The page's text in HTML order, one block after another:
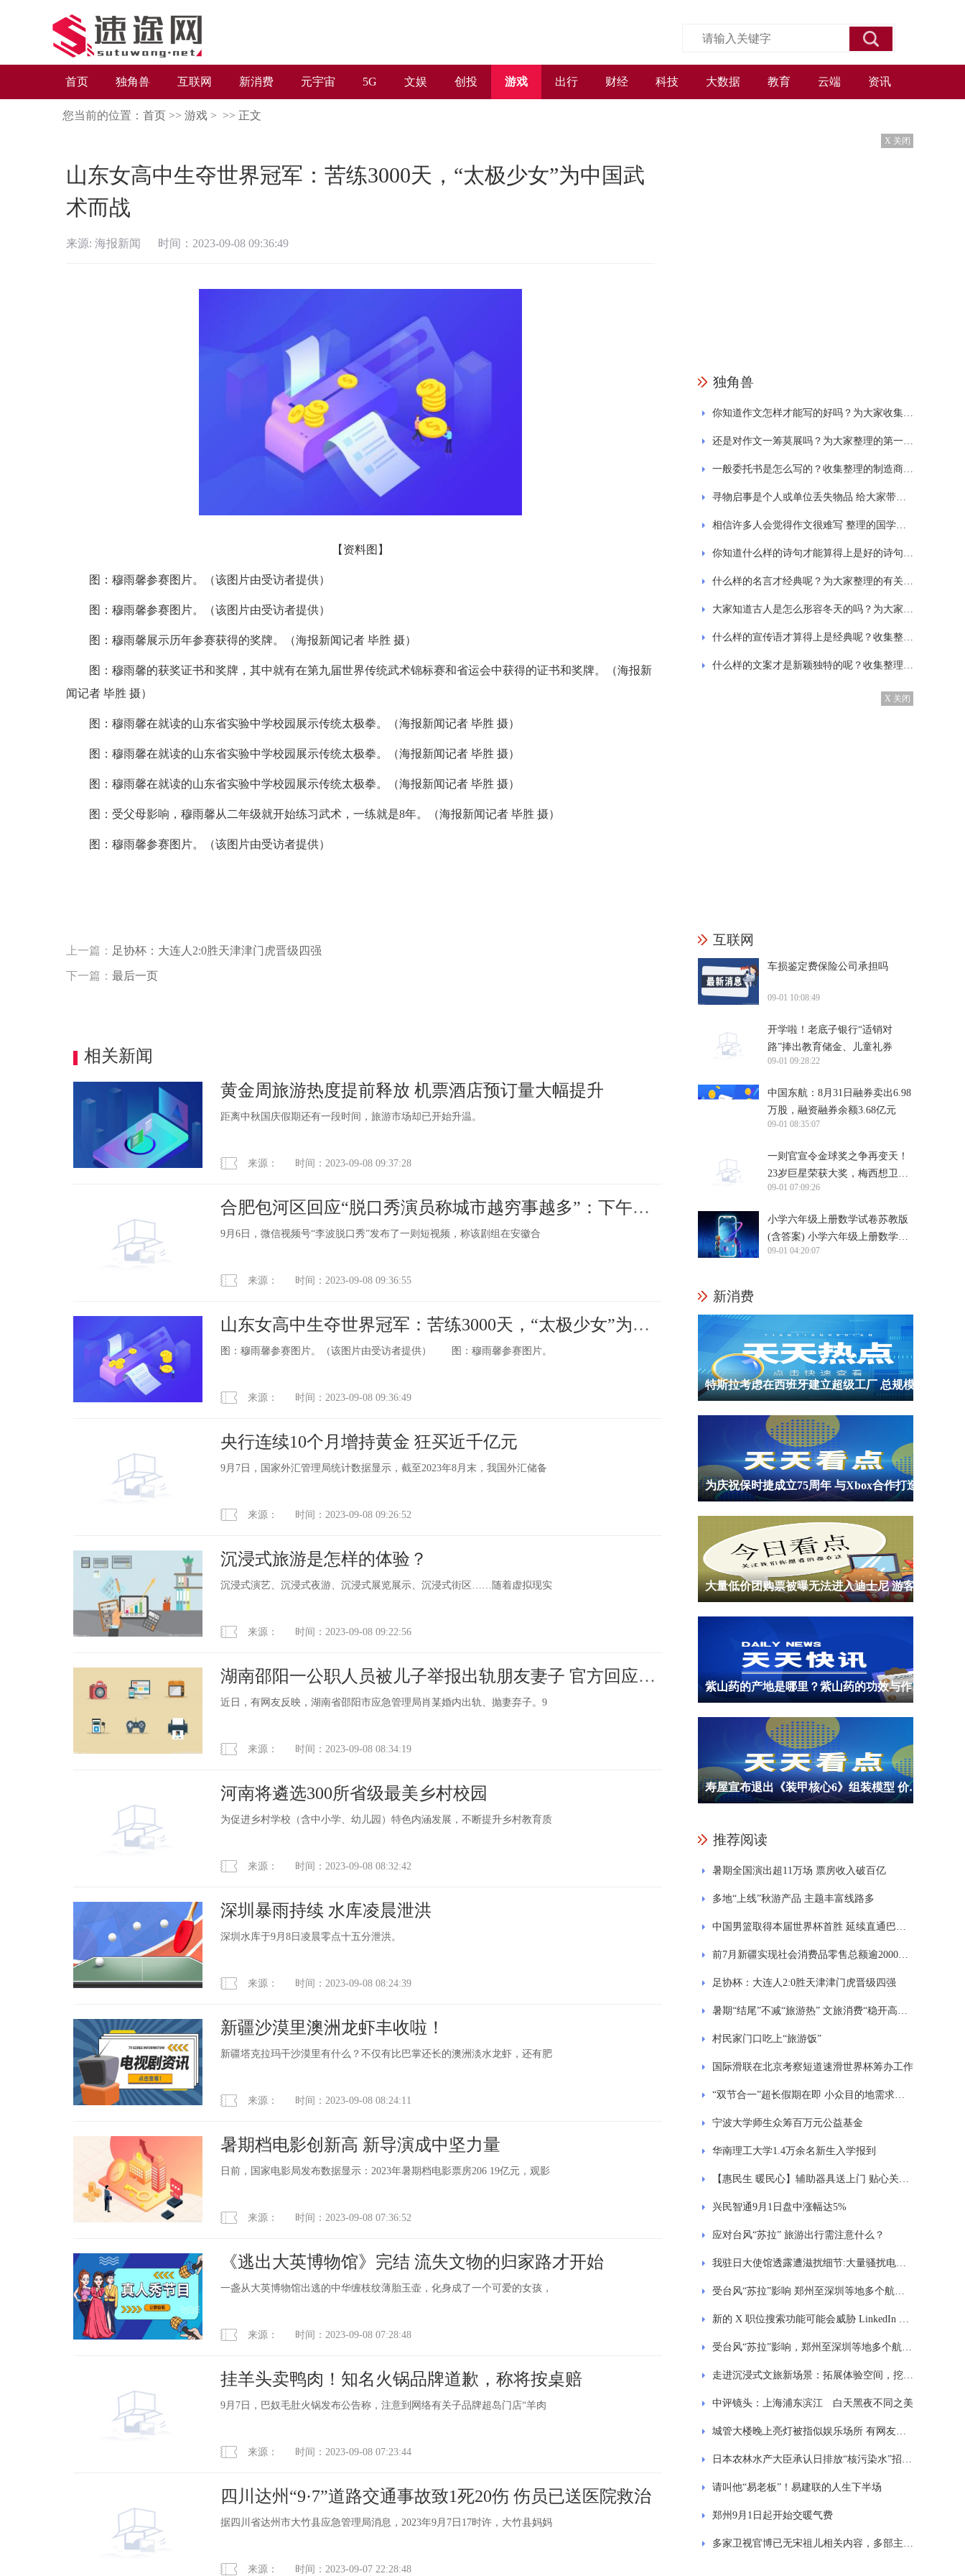
首页 独角兽 互联网 新消费 元宇宙 5G 文娱 创投 游戏 出行 财经 科技 大数据 教育 云端 资讯
您当前的位置： 首页 >> 游戏 > >> 正文
山东女高中生夺世界冠军：苦练3000天，“太极少女”为中国武
术而战
来源: 海报新闻 时间：2023-09-08 09:36:49
【资料图】
图：穆雨馨参赛图片。（该图片由受访者提供）
图：穆雨馨参赛图片。（该图片由受访者提供）
图：穆雨馨展示历年参赛获得的奖牌。（海报新闻记者 毕胜 摄）
图：穆雨馨的获奖证书和奖牌，其中就有在第九届世界传统武术锦标赛和省运会中获得的证书和奖牌。（海报新
闻记者 毕胜 摄）
图：穆雨馨在就读的山东省实验中学校园展示传统太极拳。（海报新闻记者 毕胜 摄）
图：穆雨馨在就读的山东省实验中学校园展示传统太极拳。（海报新闻记者 毕胜 摄）
图：穆雨馨在就读的山东省实验中学校园展示传统太极拳。（海报新闻记者 毕胜 摄）
图：受父母影响，穆雨馨从二年级就开始练习武术，一练就是8年。（海报新闻记者 毕胜 摄）
图：穆雨馨参赛图片。（该图片由受访者提供）
上一篇： 足协杯：大连人2:0胜天津津门虎晋级四强
下一篇： 最后一页
相关新闻
黄金周旅游热度提前释放 机票酒店预订量大幅提升
距离中秋国庆假期还有一段时间，旅游市场却已开始升温。
来源： 时间：2023-09-08 09:37:28
合肥包河区回应“脱口秀演员称城市越穷事越多”：下午场
未批先售不予通过
9月6日，微信视频号“李波脱口秀”发布了一则短视频，称该剧组在安徽合
来源： 时间：2023-09-08 09:36:55
山东女高中生夺世界冠军：苦练3000天，“太极少女”为中
国武术而战
图：穆雨馨参赛图片。（该图片由受访者提供） 图：穆雨馨参赛图片。
来源： 时间：2023-09-08 09:36:49
央行连续10个月增持黄金 狂买近千亿元
9月7日，国家外汇管理局统计数据显示，截至2023年8月末，我国外汇储备
来源： 时间：2023-09-08 09:26:52
沉浸式旅游是怎样的体验？
沉浸式演艺、沉浸式夜游、沉浸式展览展示、沉浸式街区……随着虚拟现实
来源： 时间：2023-09-08 09:22:56
湖南邵阳一公职人员被儿子举报出轨朋友妻子 官方回应：
已立案调查
近日，有网友反映，湖南省邵阳市应急管理局肖某婚内出轨、抛妻弃子。9
来源： 时间：2023-09-08 08:34:19
河南将遴选300所省级最美乡村校园
为促进乡村学校（含中小学、幼儿园）特色内涵发展，不断提升乡村教育质
来源： 时间：2023-09-08 08:32:42
深圳暴雨持续 水库凌晨泄洪
深圳水库于9月8日凌晨零点十五分泄洪。
来源： 时间：2023-09-08 08:24:39
新疆沙漠里澳洲龙虾丰收啦！
新疆塔克拉玛干沙漠里有什么？不仅有比巴掌还长的澳洲淡水龙虾，还有肥
来源： 时间：2023-09-08 08:24:11
暑期档电影创新高 新导演成中坚力量
日前，国家电影局发布数据显示：2023年暑期档电影票房206 19亿元，观影
来源： 时间：2023-09-08 07:36:52
《逃出大英博物馆》完结 流失文物的归家路才开始
一盏从大英博物馆出逃的中华缠枝纹薄胎玉壶，化身成了一个可爱的女孩，
来源： 时间：2023-09-08 07:28:48
挂羊头卖鸭肉！知名火锅品牌道歉，称将按桌赔
9月7日，巴奴毛肚火锅发布公告称，注意到网络有关子品牌超岛门店“羊肉
来源： 时间：2023-09-08 07:23:44
四川达州“9·7”道路交通事故致1死20伤 伤员已送医院救治
据四川省达州市大竹县应急管理局消息，2023年9月7日17时许，大竹县妈妈
来源： 时间：2023-09-07 22:28:48
X 关闭
独角兽
你知道作文怎样才能写的好吗？为大家收集的一日游作文
还是对作文一筹莫展吗？为大家整理的第一次的作文
一般委托书是怎么写的？收集整理的制造商授权委托书范文
寻物启事是个人或单位丢失物品 给大家带来的寻物启事的范文格式通用7篇
相信许多人会觉得作文很难写 整理的国学经典诵读作文
你知道什么样的诗句才能算得上是好的诗句吗？为大家整理的西湖的诗句大全
什么样的名言才经典呢？为大家整理的有关劳动的名言
大家知道古人是怎么形容冬天的吗？为大家分享关于冬天的古诗
什么样的宣传语才算得上是经典呢？收集整理的保护环境标语宣传语精选230句
什么样的文案才是新颖独特的呢？收集整理的发抖音的经典文案
X 关闭
互联网
车损鉴定费保险公司承担吗
09-01 10:08:49
开学啦！老底子银行“适销对
路”捧出教育储金、儿童礼券
09-01 09:28:22
中国东航：8月31日融券卖出6.98
万股，融资融券余额3.68亿元
09-01 08:35:07
一则官宣令金球奖之争再变天！
23岁巨星荣获大奖，梅西想卫冕
难了
09-01 07:09:26
小学六年级上册数学试卷苏教版
(含答案) 小学六年级上册数学试
卷
09-01 04:20:07
新消费
紫山药的产地是哪里？紫山药的功效与作用是什么？
寿屋宣布退出《装甲核心6》组装模型 价格等信息暂未公布
推荐阅读
暑期全国演出超11万场 票房收入破百亿
多地“上线”秋游产品 主题丰富线路多
中国男篮取得本届世界杯首胜 延续直通巴黎奥运希望
前7月新疆实现社会消费品零售总额逾2000亿元
足协杯：大连人2:0胜天津津门虎晋级四强
暑期“结尾”不减“旅游热” 文旅消费“稳开高走”趋势有望延续
村民家门口吃上“旅游饭”
国际滑联在北京考察短道速滑世界杯筹办工作
“双节合一”超长假期在即 小众目的地需求上升
宁波大学师生众筹百万元公益基金
华南理工大学1.4万余名新生入学报到
【惠民生 暖民心】辅助器具送上门 贴心关爱残疾人
兴民智通9月1日盘中涨幅达5%
应对台风“苏拉” 旅游出行需注意什么？
我驻日大使馆透露遭滋扰细节:大量骚扰电话,右翼势力门前闹事
受台风“苏拉”影响 郑州至深圳等地多个航班暂停运行
新的 X 职位搜索功能可能会威胁 LinkedIn 的业务
受台风“苏拉”影响，郑州至深圳等地多个航班暂停运行
走进沉浸式文旅新场景：拓展体验空间，挖掘消费潜力
中评镜头：上海浦东滨江 白天黑夜不同之美
城管大楼晚上亮灯被指似娱乐场所 有网友表示像KTV
日本农林水产大臣承认日排放“核污染水”招致岸田“遗憾”
请叫他“易老板”！易建联的人生下半场
郑州9月1日起开始交暖气费
多家卫视官博已无宋祖儿相关内容，多部主演影视剧待播